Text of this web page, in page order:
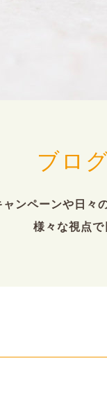
ブロ
ンペーンや日々
様々な視点で